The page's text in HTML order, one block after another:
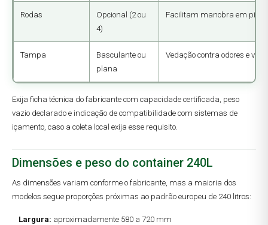
Rodas
Opcional (2 ou
4)
Facilitam manobra em
Tampa
Basculante ou
plana
Vedação contra odores e
Exija ficha técnica do fabricante com capacidade certificada, peso
vazio declarado e indicação de compatibilidade com sistemas de
içamento, caso a coleta local exija esse requisito.
Dimensões e peso do container 240L
As dimensões variam conforme o fabricante, mas a maioria dos
modelos segue proporções próximas ao padrão europeu de 240 litros:
Largura: aproximadamente 580 a 720 mm